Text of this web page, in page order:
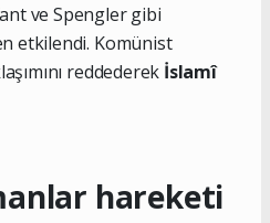
ve Spengler gibi
etkilendi. Komünist
reddederek İslamî
hareketi